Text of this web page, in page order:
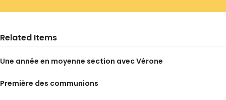
Related Items
Une année en moyenne section avec Vérone
Première des communions